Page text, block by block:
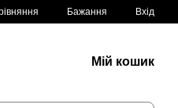
Бажання Вхід
Мій кошик